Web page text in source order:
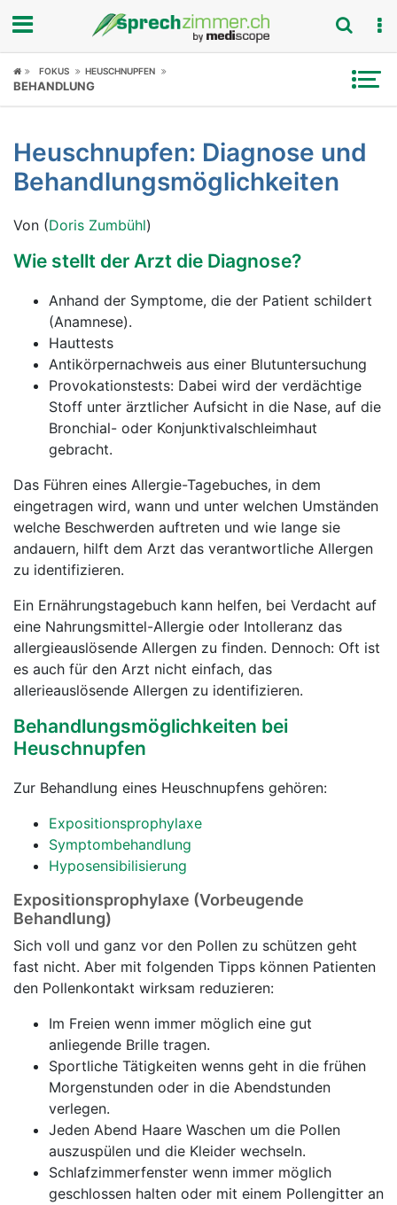
Fokus
Symptome
Untersuchungen
Rubriken
FOKUS HEUSCHNUPFEN
BEHANDLUNG
Heuschnupfen: Diagnose und
Behandlungsmöglichkeiten
Von (Doris Zumbühl)
Wie stellt der Arzt die Diagnose?
Anhand der Symptome, die der Patient schildert
(Anamnese).
Hauttests
Antikörpernachweis aus einer Blutuntersuchung
Provokationstests: Dabei wird der verdächtige
Stoff unter ärztlicher Aufsicht in die Nase, auf die
Bronchial- oder Konjunktivalschleimhaut
gebracht.
Das Führen eines Allergie-Tagebuches, in dem
eingetragen wird, wann und unter welchen Umständen
welche Beschwerden auftreten und wie lange sie
andauern, hilft dem Arzt das verantwortliche Allergen
zu identifizieren.
Ein Ernährungstagebuch kann helfen, bei Verdacht auf
eine Nahrungsmittel-Allergie oder Intolleranz das
allergieauslösende Allergen zu finden. Dennoch: Oft ist
es auch für den Arzt nicht einfach, das
allerieauslösende Allergen zu identifizieren.
Behandlungsmöglichkeiten bei
Heuschnupfen
Zur Behandlung eines Heuschnupfens gehören:
Expositionsprophylaxe
Symptombehandlung
Hyposensibilisierung
Expositionsprophylaxe (Vorbeugende
Behandlung)
Sich voll und ganz vor den Pollen zu schützen geht
fast nicht. Aber mit folgenden Tipps können Patienten
den Pollenkontakt wirksam reduzieren:
Im Freien wenn immer möglich eine gut
anliegende Brille tragen.
Sportliche Tätigkeiten wenns geht in die frühen
Morgenstunden oder in die Abendstunden
verlegen.
Jeden Abend Haare Waschen um die Pollen
auszuspülen und die Kleider wechseln.
Schlafzimmerfenster wenn immer möglich
geschlossen halten oder mit einem Pollengitter an